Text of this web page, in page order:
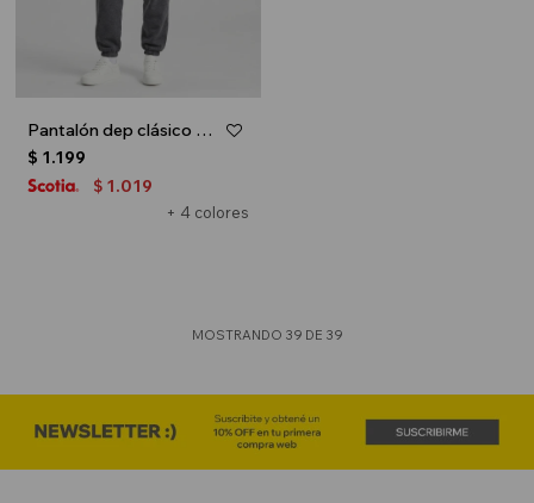
Pantalón dep clásico c/puños elásticos - UNISEX - Gris melange oscuro
+ 4 colores
$ 1.199
$ 1.019
MOSTRANDO 39 DE 39